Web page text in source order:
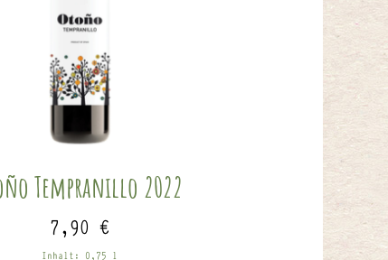
Tempranillo 2022
7,90 €
Inhalt: 0,75 l